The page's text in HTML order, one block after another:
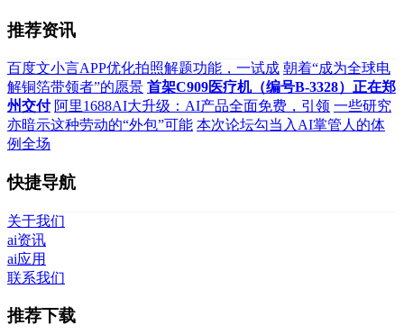
推荐资讯
百度文小言APP优化拍照解题功能，一试成 朝着“成为全球电
解铜箔带领者”的愿景 首架C909医疗机（编号B-3328）正在郑
州交付 阿里1688AI大升级：AI产品全面免费，引领 一些研究
亦暗示这种劳动的“外包”可能 本次论坛勾当入AI掌管人的体
例全场
快捷导航
关于我们
ai资讯
ai应用
联系我们
推荐下载